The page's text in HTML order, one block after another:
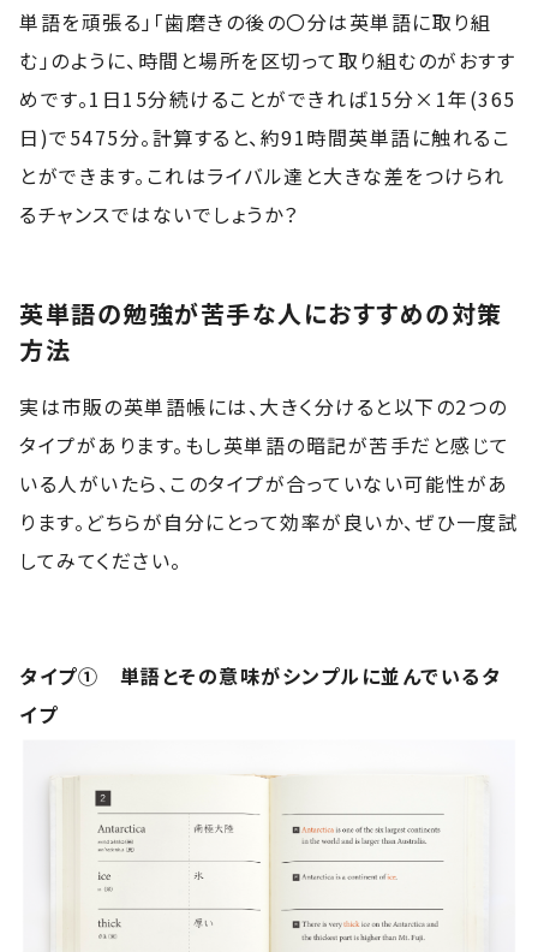
単語を頑張る」「歯磨きの後の〇分は英単語に取り組
む」のように、時間と場所を区切って取り組むのがおすす
めです。1日15分続けることができれば15分×1年(365
日)で5475分。計算すると、約91時間英単語に触れるこ
とができます。これはライバル達と大きな差をつけられ
るチャンスではないでしょうか？
英単語の勉強が苦手な人におすすめの対策
方法
実は市販の英単語帳には、大きく分けると以下の2つの
タイプがあります。もし英単語の暗記が苦手だと感じて
いる人がいたら、このタイプが合っていない可能性があ
ります。どちらが自分にとって効率が良いか、ぜひ一度試
してみてください。
タイプ① 単語とその意味がシンプルに並んでいるタ
イプ